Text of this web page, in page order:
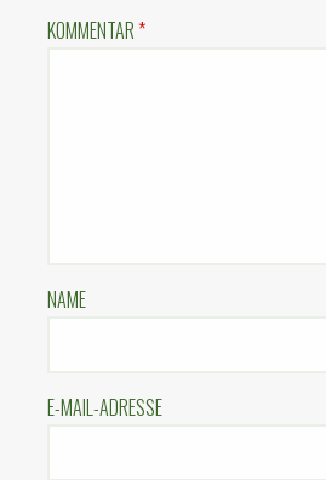
KOMMENTAR*
NAME
E-MAIL-ADRESSE